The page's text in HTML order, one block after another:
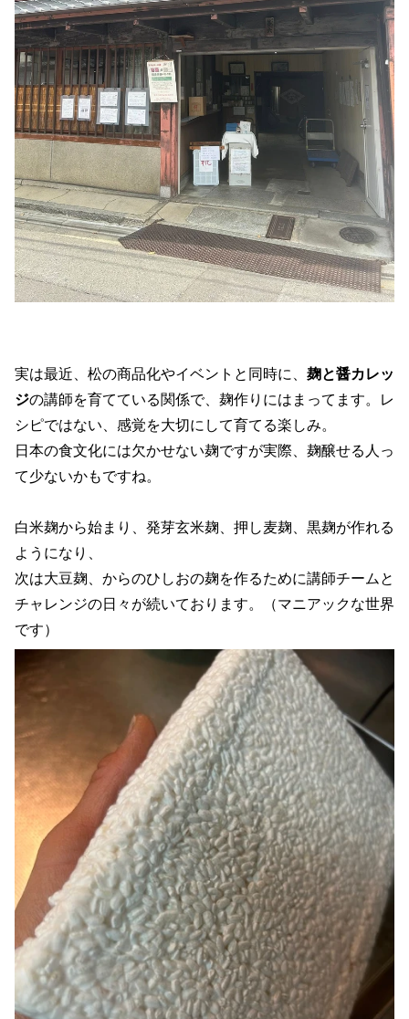
実は最近、松の商品化やイベントと同時に、 麹と醤カレッ
ジの講師を育てている関係で、麹作りにはまってます。レ
シピではない、感覚を大切にして育てる楽しみ。
日本の食文化には欠かせない麹ですが実際、麹醸せる人っ
て少ないかもですね。
白米麹から始まり、発芽玄米麹、押し麦麹、黒麹が作れる
ようになり、
次は大豆麹、からのひしおの麹を作るために講師チームと
チャレンジの日々が続いております。（マニアックな世界
です）